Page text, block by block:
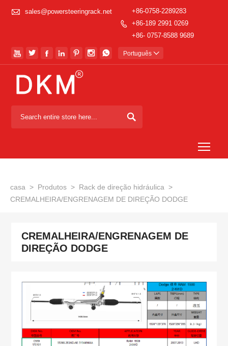
 sales@powersteeringrack.net

+86-0758-2289283
+86-189 2991 0269
+86- 0757-8588 9689
       Português 

casa > Produtos > Rack de direção hidráulica >
CREMALHEIRA/ENGRENAGEM DE DIREÇÃO DODGE
CREMALHEIRA/ENGRENAGEM DE
DIREÇÃO DODGE